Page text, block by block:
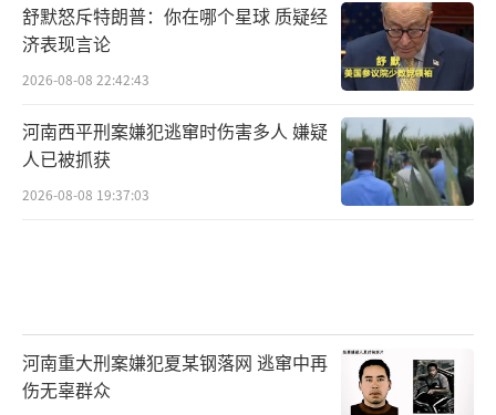
舒默怒斥特朗普：你在哪个星球 质疑经
济表现言论
2026-08-08 22:42:43
河南西平刑案嫌犯逃窜时伤害多人 嫌疑
人已被抓获
2026-08-08 19:37:03
河南重大刑案嫌犯夏某钢落网 逃窜中再
伤无辜群众